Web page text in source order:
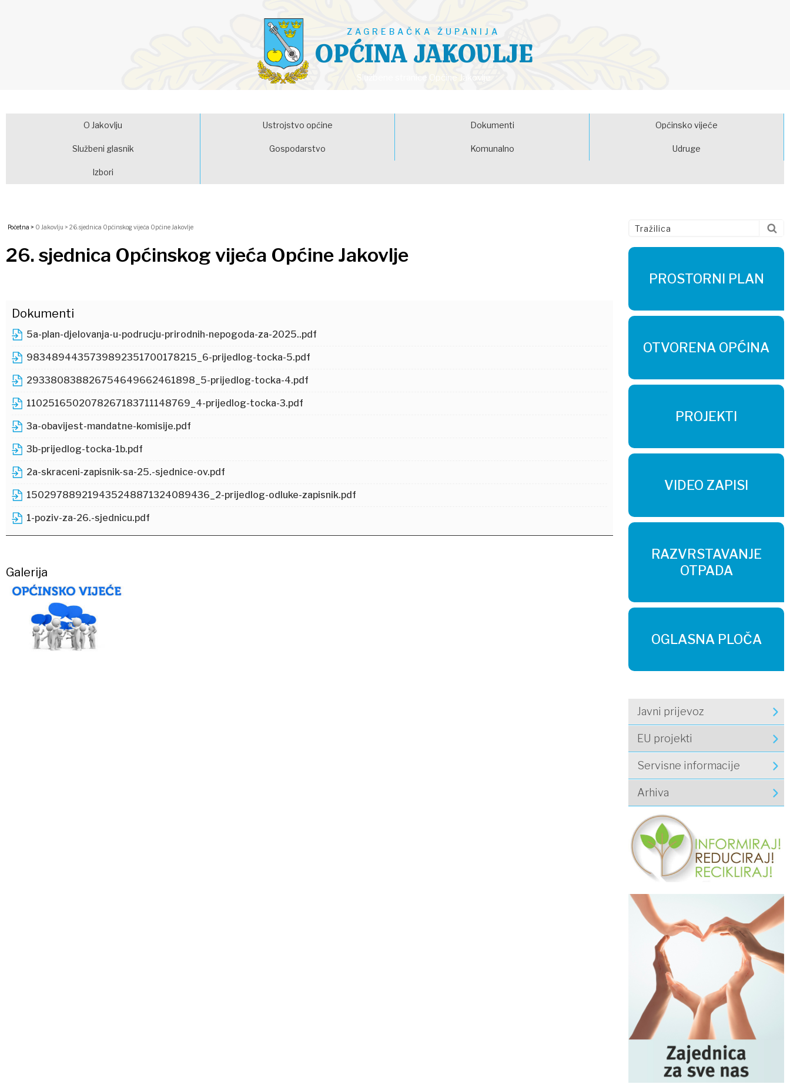
ZAGREBAČKA ŽUPANIJA
OPĆINA JAKOVLJE
O Jakovlju Ustrojstvo općine Dokumenti Općinsko vijeće
Službeni glasnik Gospodarstvo Komunalno Udruge
Izbori
Početna > O Jakovlju > 26. sjednica Općinskog vijeća Općine Jakovlje
26. sjednica Općinskog vijeća Općine Jakovlje
Dokumenti
5a-plan-djelovanja-u-podrucju-prirodnih-nepogoda-za-2025..pdf
9834894435739892351700178215_6-prijedlog-tocka-5.pdf
293380838826754649662461898_5-prijedlog-tocka-4.pdf
1102516502078267183711148769_4-prijedlog-tocka-3.pdf
3a-obavijest-mandatne-komisije.pdf
3b-prijedlog-tocka-1b.pdf
2a-skraceni-zapisnik-sa-25.-sjednice-ov.pdf
150297889219435248871324089436_2-prijedlog-odluke-zapisnik.pdf
1-poziv-za-26.-sjednicu.pdf
Galerija
PROSTORNI PLAN
OTVORENA OPĆINA
PROJEKTI
VIDEO ZAPISI
RAZVRSTAVANJE
OTPADA
OGLASNA PLOČA
Javni prijevoz
EU projekti
Servisne informacije
Arhiva